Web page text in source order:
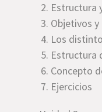
Estructura
Objetivos
Los
Estructura
Concepto
Ejercicios